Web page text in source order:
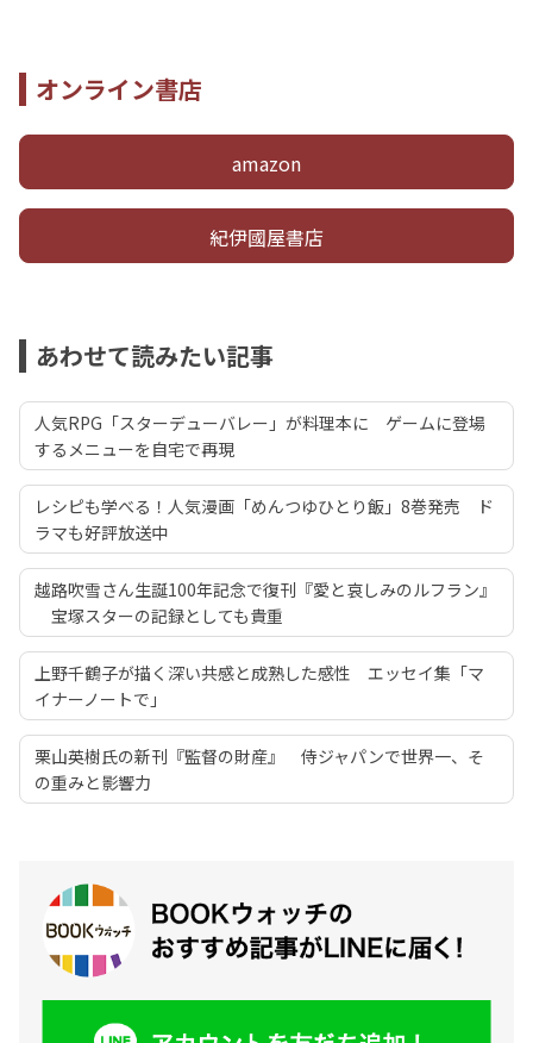
オンライン書店
amazon
紀伊國屋書店
あわせて読みたい記事
人気RPG「スターデューバレー」が料理本に ゲームに登場
するメニューを自宅で再現
レシピも学べる！人気漫画「めんつゆひとり飯」8巻発売 ド
ラマも好評放送中
越路吹雪さん生誕100年記念で復刊『愛と哀しみのルフラン』
宝塚スターの記録としても貴重
上野千鶴子が描く深い共感と成熟した感性 エッセイ集「マ
イナーノートで」
栗山英樹氏の新刊『監督の財産』 侍ジャパンで世界一、そ
の重みと影響力